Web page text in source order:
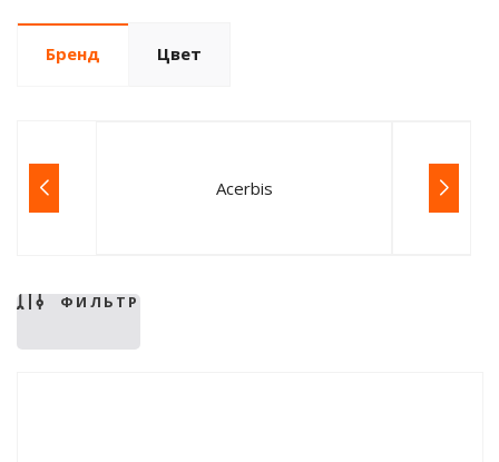
Бренд Цвет
Acerbis
ФИЛЬТР